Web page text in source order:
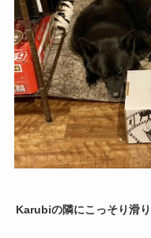
Karubiの隣にこっそり滑